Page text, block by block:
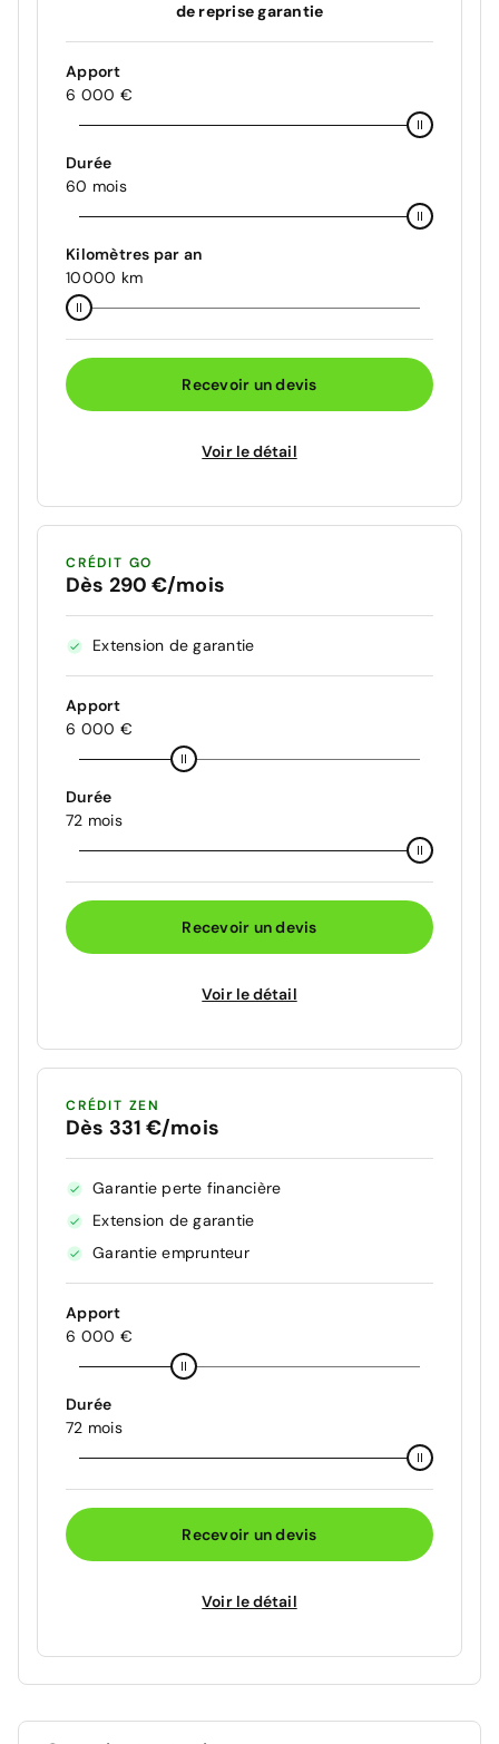
de reprise garantie
Apport
6 000 €
Durée
60 mois
Kilomètres par an
10000 km
Recevoir un devis
Voir le détail
CRÉDIT GO
Dès 290 €/mois
Extension de garantie
Apport
6 000 €
Durée
72 mois
Recevoir un devis
Voir le détail
CRÉDIT ZEN
Dès 331 €/mois
Garantie perte financière
Extension de garantie
Garantie emprunteur
Apport
6 000 €
Durée
72 mois
Recevoir un devis
Voir le détail